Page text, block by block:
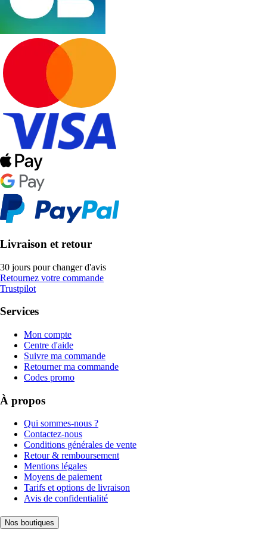
Livraison et retour
30 jours pour changer d'avis
Retournez votre commande
Trustpilot
Services
Mon compte
Centre d'aide
Suivre ma commande
Retourner ma commande
Codes promo
À propos
Qui sommes-nous ?
Contactez-nous
Conditions générales de vente
Retour & remboursement
Mentions légales
Moyens de paiement
Tarifs et options de livraison
Avis de confidentialité
Nos boutiques